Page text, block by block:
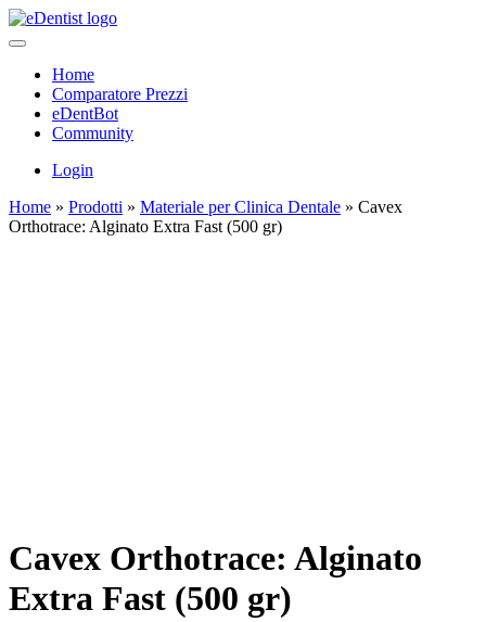
Home
Comparatore Prezzi
eDentBot
Community
Login
Home » Prodotti » Materiale per Clinica Dentale » Cavex
Orthotrace: Alginato Extra Fast (500 gr)
Cavex Orthotrace: Alginato
Extra Fast (500 gr)